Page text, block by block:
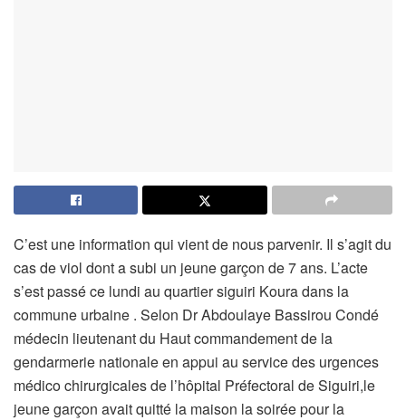
C’est une information qui vient de nous parvenir. Il s’agit du
cas de viol dont a subi un jeune garçon de 7 ans. L’acte
s’est passé ce lundi au quartier siguiri Koura dans la
commune urbaine . Selon Dr Abdoulaye Bassirou Condé
médecin lieutenant du Haut commandement de la
gendarmerie nationale en appui au service des urgences
médico chirurgicales de l’hôpital Préfectoral de Siguiri,le
jeune garçon avait quitté la maison la soirée pour la